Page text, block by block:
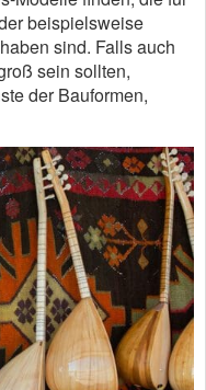
beispielsweise
sind. Falls auch
sein sollten,
der Bauformen,